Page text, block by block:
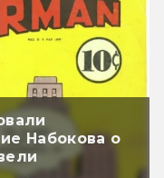
Набокова о